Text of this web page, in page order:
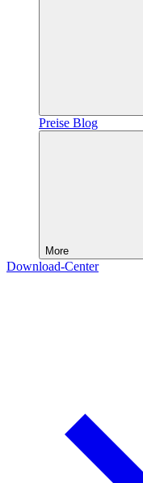
Preise Blog
More
Download-Center